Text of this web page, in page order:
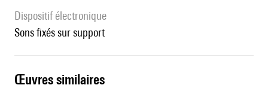
Dispositif électronique
sons fixés sur support
œuvres similaires